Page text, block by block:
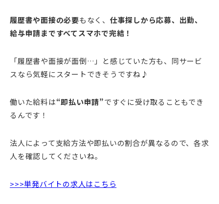
履歴書や面接の必要もなく、 仕事探しから応募、出勤、
給与申請まですべてスマホで完結！
「履歴書や面接が面倒…」と感じていた方も、同サービ
スなら気軽にスタートできそうですね♪
働いた給料は“即払い申請”ですぐに受け取ることもでき
るんです！
法人によって支給方法や即払いの割合が異なるので、各求
人を確認してくださいね。
>>>単発バイトの求人はこちら